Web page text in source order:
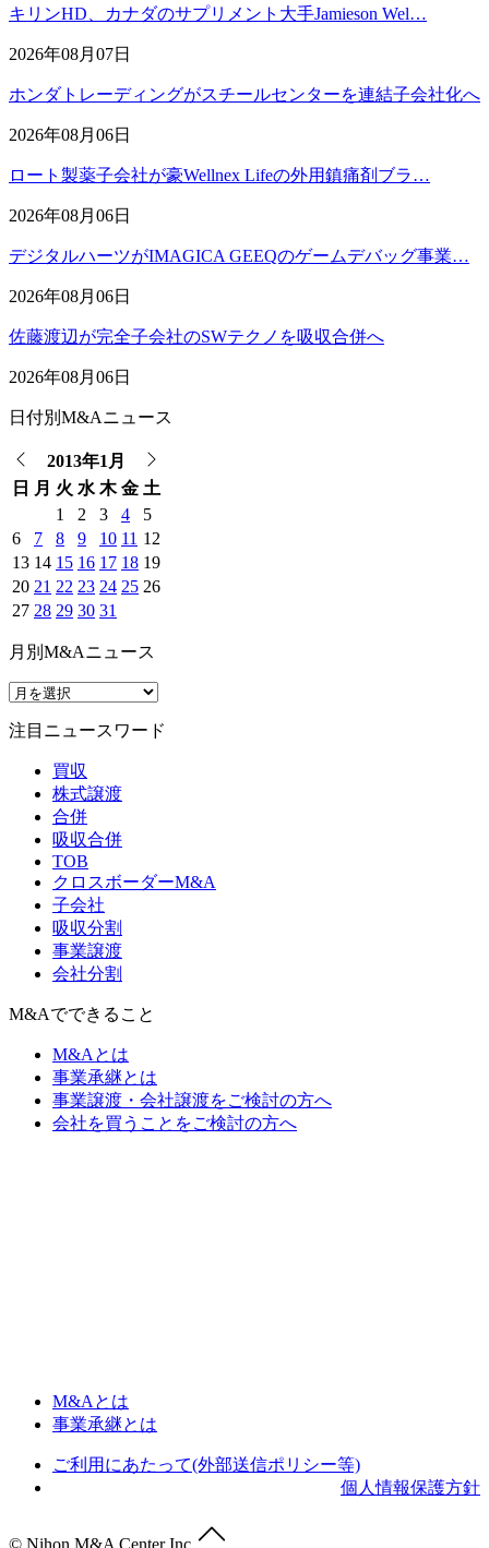
キリンHD、カナダのサプリメント大手Jamieson Wel…
2026年08月07日
ホンダトレーディングがスチールセンターを連結子会社化へ
2026年08月06日
ロート製薬子会社が豪Wellnex Lifeの外用鎮痛剤ブラ…
2026年08月06日
デジタルハーツがIMAGICA GEEQのゲームデバッグ事業…
2026年08月06日
佐藤渡辺が完全子会社のSWテクノを吸収合併へ
2026年08月06日
日付別M&Aニュース
2013年1月
日
月 火 水 木 金 土
1
2 3 4
5
6
7 8 9 10 11 12
13 14 15 16 17 18 19
20 21 22 23 24 25 26
27 28 29 30 31
月別M&Aニュース
注目ニュースワード
買収
株式譲渡
合併
吸収合併
TOB
クロスボーダーM&A
子会社
吸収分割
事業譲渡
会社分割
M&Aでできること
M&Aとは
事業承継とは
事業譲渡・会社譲渡をご検討の方へ
会社を買うことをご検討の方へ
M&Aとは
事業承継とは
ご利用にあたって(外部送信ポリシー等)
個人情報保護方針